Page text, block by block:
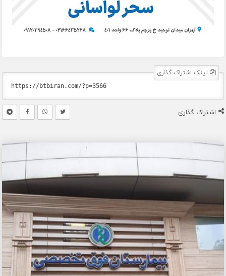
لینک اشتراک گذاری
اشتراک گذاری